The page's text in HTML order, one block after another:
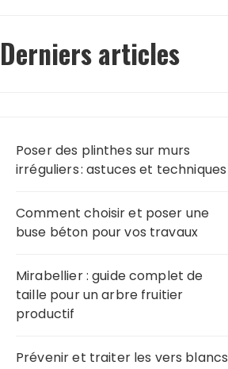
Derniers articles
Poser des plinthes sur murs
irréguliers : astuces et techniques
Comment choisir et poser une
buse béton pour vos travaux
Mirabellier : guide complet de
taille pour un arbre fruitier
productif
Prévenir et traiter les vers blancs